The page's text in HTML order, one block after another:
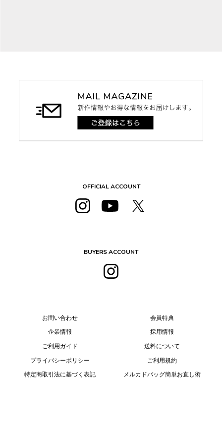
OFFICIAL ACCOUNT
BUYERS ACCOUNT
お問い合わせ
企業情報
ご利用ガイド
プライバシーポリシー
特定商取引法に基づく表記
会員特典
採用情報
送料について
ご利用規約
メルカドバッグ簡単お直し術